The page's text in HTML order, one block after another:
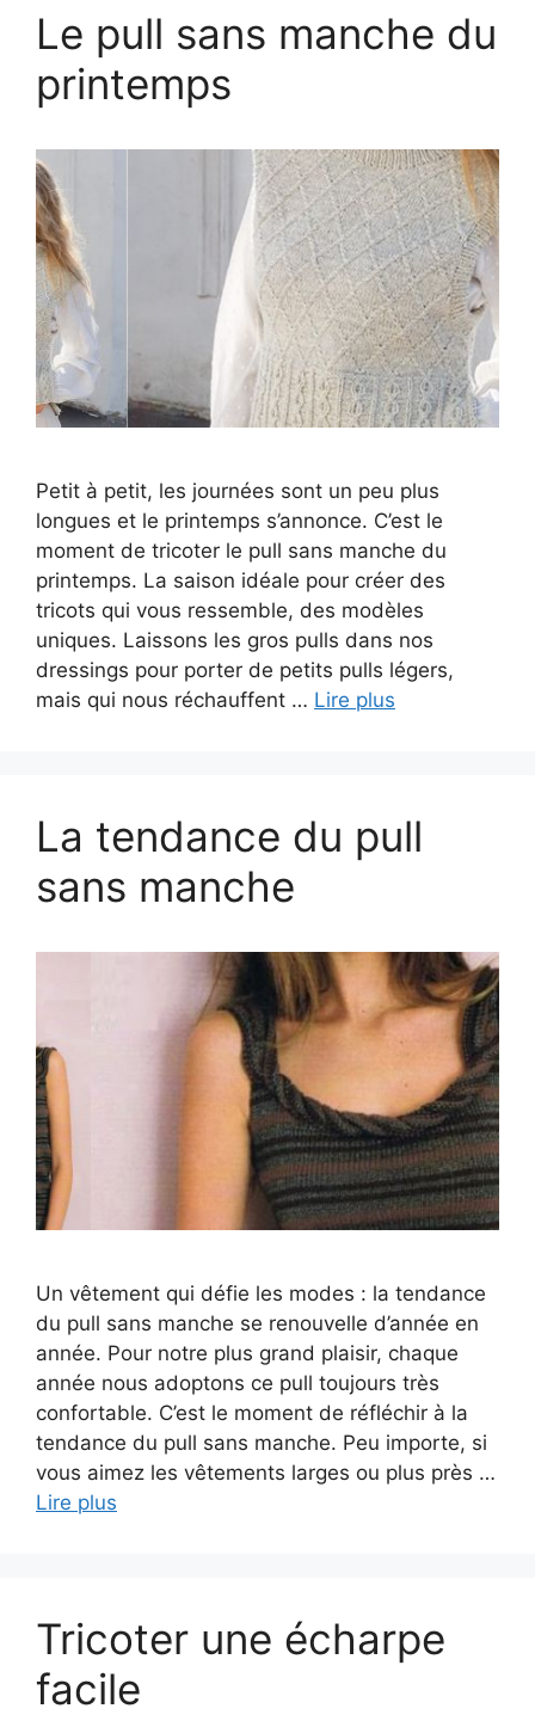
Le pull sans manche du
printemps
Petit à petit, les journées sont un peu plus
longues et le printemps s’annonce. C’est le
moment de tricoter le pull sans manche du
printemps. La saison idéale pour créer des
tricots qui vous ressemble, des modèles
uniques. Laissons les gros pulls dans nos
dressings pour porter de petits pulls légers,
mais qui nous réchauffent … Lire plus
La tendance du pull
sans manche
Un vêtement qui défie les modes : la tendance
du pull sans manche se renouvelle d’année en
année. Pour notre plus grand plaisir, chaque
année nous adoptons ce pull toujours très
confortable. C’est le moment de réfléchir à la
tendance du pull sans manche. Peu importe, si
vous aimez les vêtements larges ou plus près …
Lire plus
Tricoter une écharpe
facile